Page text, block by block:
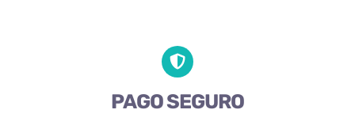
PAGO SEGURO